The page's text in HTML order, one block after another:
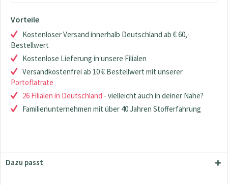
Vorteile
Kostenloser Versand innerhalb Deutschland ab € 60,-
Bestellwert
Kostenlose Lieferung in unsere Filialen
Versandkostenfrei ab 10 € Bestellwert mit unserer
Portoflatrate
26 Filialen in Deutschland - vielleicht auch in deiner Nähe?
Familienunternehmen mit über 40 Jahren Stofferfahrung
Dazu passt